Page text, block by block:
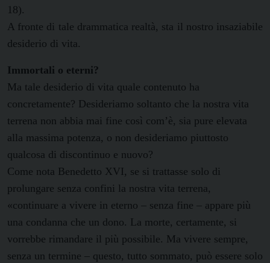
18).
A fronte di tale drammatica realtà, sta il nostro insaziabile
desiderio di vita.
Immortali o eterni?
Ma tale desiderio di vita quale contenuto ha
concretamente? Desideriamo soltanto che la nostra vita
terrena non abbia mai fine così com’è, sia pure elevata
alla massima potenza, o non desideriamo piuttosto
qualcosa di discontinuo e nuovo?
Come nota Benedetto XVI, se si trattasse solo di
prolungare senza confini la nostra vita terrena,
«continuare a vivere in eterno – senza fine – appare più
una condanna che un dono. La morte, certamente, si
vorrebbe rimandare il più possibile. Ma vivere sempre,
senza un termine – questo, tutto sommato, può essere solo